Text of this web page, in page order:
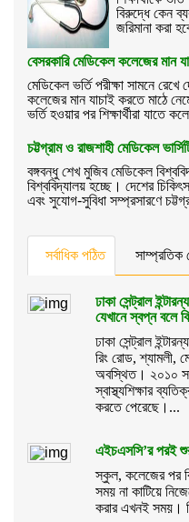
বিরুদ্ধে কেন
জরিমানা করা
বেসরকারি মেডিকেল কলেজের মান
মেডিকেল ভর্তি পরীক্ষা সামনে
কলেজের মান যাচাই করতে মাঠে
ভর্তি হওয়ার পর শিক্ষার্থীরা যাতে
চট্টগ্রাম ও রাজশাহী মেডিকেল
বঙ্গবন্ধু শেখ মুজিব মেডিকেল
বিশ্ববিদ্যালয় হচ্ছে। দেশের
এবং সুযোগ-সুবিধা সম্প্রসারণে
সর্বাধিক পঠিত সাম্প্রতিক
ঢাকা সেন্ট্রাল
যেখানে স্বপ্ন বলে
ঢাকা সেন্ট্রাল
রিং রোড, শ্যামলী,
অবস্থিত। ২০১০
স্বাস্থ্যশিক্ষার
করতে পেরেছে।...
এইচএসসি’র পরই
স্কুল, কলেজের পর
সময় না কাটিয়ে
করার এখনই সময়।